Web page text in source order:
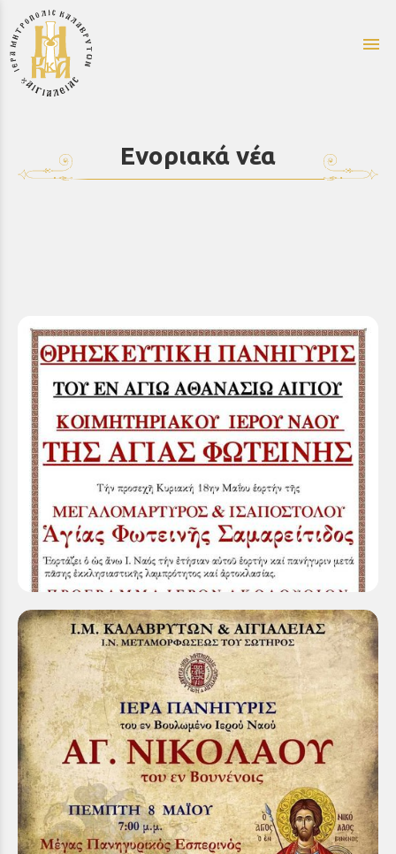
menu
Ενοριακά νέα
Θρησκευτική Πανήγυρις του εν Αγίω Αθανασίω
Αγίου κοιμητηριακού Ιερού Ναού της Αγίας
Φωτεινής
Ιερά Πανήγυρις του εν Βουλομένο Ιερού Ναού
Αγίου Νικολάου του εν Βουνένοις